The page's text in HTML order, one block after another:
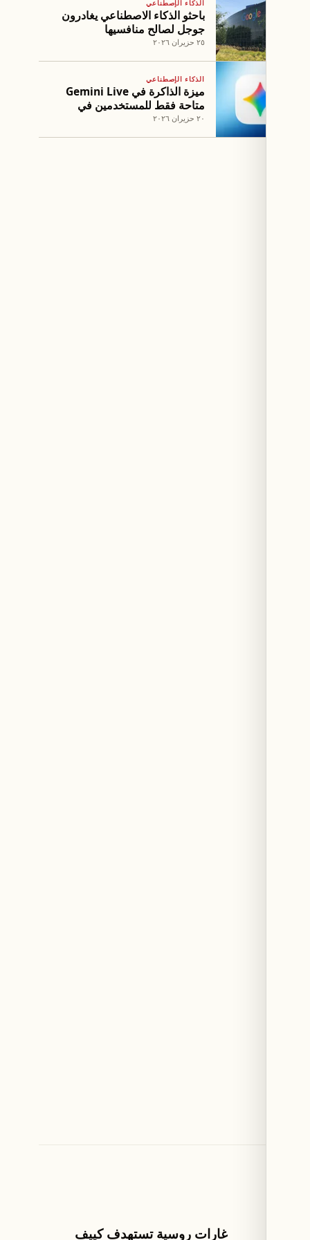
الذكاء الإصطناعي
باحثو الذكاء الاصطناعي يغادرون
جوجل لصالح منافسيها
٢٥ حزيران ٢٠٢٦
الذكاء الإصطناعي
ميزة الذاكرة في Gemini Live
متاحة فقط للمستخدمين في
الولايات المتحدة
٢٠ حزيران ٢٠٢٦
العالم
غارات روسية تستهدف كييف